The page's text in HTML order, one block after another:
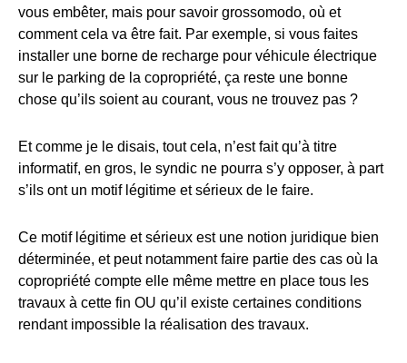
vous embêter, mais pour savoir grossomodo, où et
comment cela va être fait. Par exemple, si vous faites
installer une borne de recharge pour véhicule électrique
sur le parking de la copropriété, ça reste une bonne
chose qu’ils soient au courant, vous ne trouvez pas ?
Et comme je le disais, tout cela, n’est fait qu’à titre
informatif, en gros, le syndic ne pourra s’y opposer, à part
s’ils ont un motif légitime et sérieux de le faire.
Ce motif légitime et sérieux est une notion juridique bien
déterminée, et peut notamment faire partie des cas où la
copropriété compte elle même mettre en place tous les
travaux à cette fin OU qu’il existe certaines conditions
rendant impossible la réalisation des travaux.